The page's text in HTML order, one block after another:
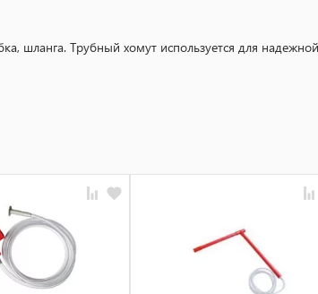
шланга. Трубный хомут используется для